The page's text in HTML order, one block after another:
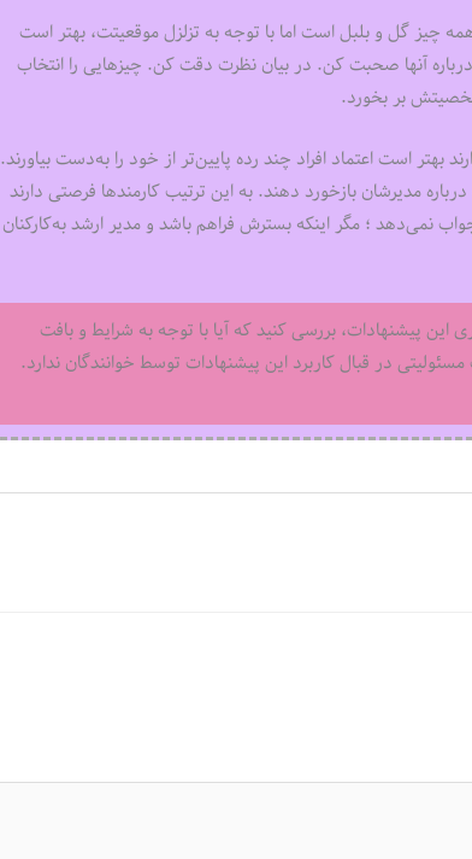
چیز گل و بلبل است اما با توجه به تزلزل موقعیتت، بهتر است
آنها صحبت کن. در بیان نظرت دقت کن. چیزهایی را انتخاب
بر بخورد.
بهتر است اعتماد افراد چند رده پایین‌تر از خود را به‌دست بیاورند.
مدیرشان بازخورد دهند. به این ترتیب کارمندها فرصتی دارند
نمی‌دهد ؛ مگر اینکه بسترش فراهم باشد و مدیر ارشد به‌کارکنان
این پیشنهادات، بررسی کنید که آیا با توجه به شرایط و بافت
در قبال کاربرد این پیشنهادات توسط خوانندگان ندارد.